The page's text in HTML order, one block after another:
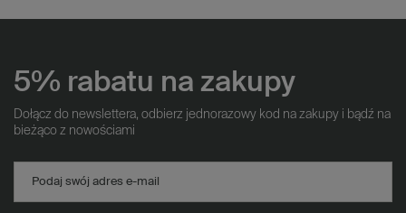
5% rabatu na zakupy
Dołącz do newslettera, odbierz jednorazowy kod na zakupy i bądź na
bieżąco z nowościami
Podaj swój adres e-mail